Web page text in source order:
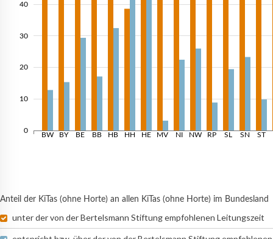
BW BY BE BB HB HH HE MV NI NW RP SL SN ST
0
10
20
30
40
Anteil der KiTas (ohne Horte) an allen KiTas (ohne Horte) im Bundesland
unter der von der Bertelsmann Stiftung empfohlenen Leitungszeit